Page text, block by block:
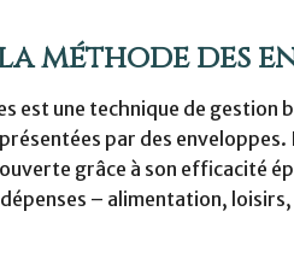
méthode des
est une technique de
par des
grâce à son efficacité
– alimentation,